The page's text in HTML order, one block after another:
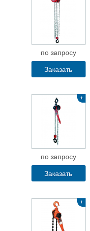
по запросу
Заказать
+
по запросу
Заказать
+